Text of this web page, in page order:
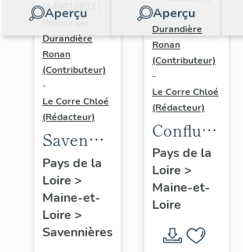
Aperçu
IA49010832 |
Réalisé par
Durandière
Ronan
(Contributeur)
-
Le Corre Chloé
(Rédacteur)
Savennières
:
présentation
de la
commune
Pays de la
Loire >
Maine-et-
Loire >
Savennières
Aperçu
Réalisé par
Durandière
Ronan
(Contributeur)
-
Le Corre Chloé
(Rédacteur)
Confluence
Maine-
Loire :
d'étude
Pays de la
Loire >
Maine-et-
Loire